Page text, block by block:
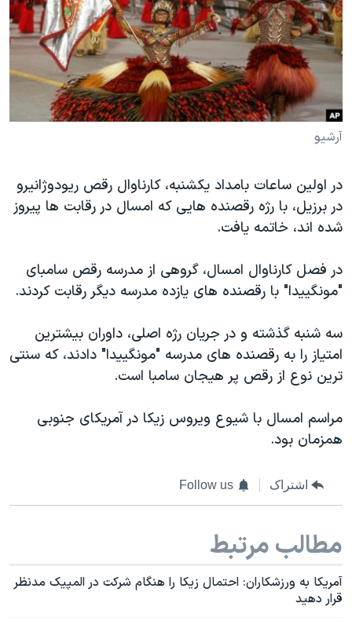
فرهنگ و زندگی
حقوق شهروندی
اقتصادی
علم و فناوری
آرشیو پخش زنده
مستندها
انتخابات ریاست جمهوری آمریکا ۲۰۲۴
حمله جمهوری اسلامی به اسرائیل
رمز مهسا
مجموعه مستندهای دادخواهی
تریبونال مردمی آبان ۹۸
چهل سال گروگان‌گیری
قانون شفافیت دارائی کادر رهبری ایران
اعتراضات مردمی آبان ۹۸
اسرائیل در جنگ
نرگس محمدی برنده جایزه نوبل صلح
همایش محافظه‌کاران آمریکا «سی‌پک»
صفحه‌های ویژه
دنبال کنید
زبانهای مختلف
آرشیو
در اولین ساعات بامداد یکشنبه، کارناوال رقص ریودوژانیرو
در برزیل، با رژه رقصنده هایی که امسال در رقابت ها پیروز
شده اند، خاتمه یافت.
در فصل کارناوال امسال، گروهی از مدرسه رقص سامبای
"مونگییدا" با رقصنده های یازده مدرسه دیگر رقابت کردند.
سه شنبه گذشته و در جریان رژه اصلی، داوران بیشترین
امتیاز را به رقصنده های مدرسه "مونگییدا" دادند، که سنتی
ترین نوع از رقص پر هیجان سامبا است.
مراسم امسال با شیوع ویروس زیکا در آمریکای جنوبی
همزمان بود.
اشتراک Follow us
مطالب مرتبط
آمریکا به ورزشکاران: احتمال زیکا را هنگام شرکت در المپیک مدنظر
قرار دهید